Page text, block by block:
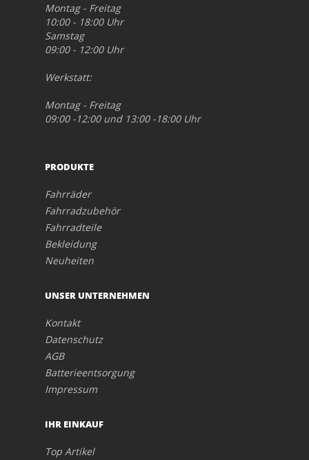
Montag - Freitag
10:00 - 18:00 Uhr
Samstag
09:00 - 12:00 Uhr
Werkstatt:
Montag - Freitag
09:00 -12:00 und 13:00 -18:00 Uhr
PRODUKTE
Fahrräder
Fahrradzubehör
Fahrradteile
Bekleidung
Neuheiten
UNSER UNTERNEHMEN
Kontakt
Datenschutz
AGB
Batterieentsorgung
Impressum
IHR EINKAUF
Top Artikel